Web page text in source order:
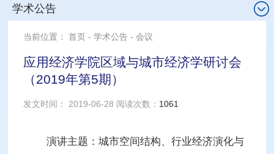
学术公告
当前位置：首页 -学术公告 -会议
应用经济学院区域与城市经济学研讨会
（2019年第5期）
发文时间： 2019-06-28 阅读次数： 1061
演讲主题：城市空间结构、行业经济演化与